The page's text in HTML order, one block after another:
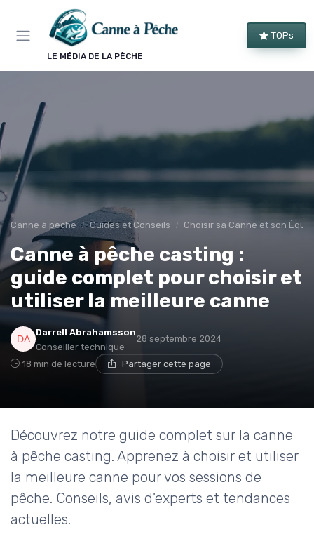
LE MÉDIA DE LA PÊCHE
TOPs
Canne à peche Guides et Conseils Choisir sa Canne et son
Canne à pêche casting :
guide complet pour choisir et
utiliser la meilleure canne
Darrell Abrahamsson
Conseiller technique
28 septembre 2024
18 min de lecture Partager cette page
Découvrez notre guide complet sur la canne
à pêche casting. Apprenez à choisir et utiliser
la meilleure canne pour vos sessions de
pêche. Conseils, avis d'experts et tendances
actuelles.
Panneau de gestion des cookies